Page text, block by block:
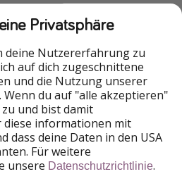
HolidayPirates Group
HolidayPirates
WakacyjniPiraci
Ferienpiraten
ViajerosPiratas
Privatsphäre
deine Nutzererfahrung zu
auf dich zugeschnittene
und die Nutzung unserer
Wenn du auf "alle akzeptieren"
und bist damit
diese informationen mit
dass deine Daten in den USA
Für weitere
unsere Datenschutzrichtlinie.